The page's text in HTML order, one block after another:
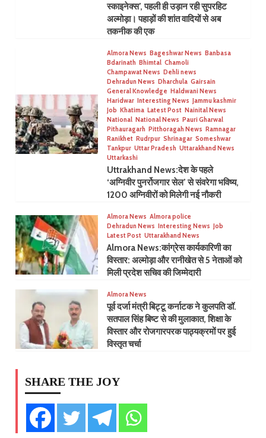
स्काइनेक्स’, पहली ही उड़ान रही सुपरहिट
अल्मोड़ा। पहाड़ों की शांत वादियों से अब
तकनीक की एक
Almora News Bageshwar News Banbasa
Bdarinath Bhimtal Chamoli
Champawat News Dehli news
Dehradun News Dharchula Gairsain
General Knowledge Haldwani News
Haridwar Interesting News Jammu kashmir
Job Khatima Latest Post Nainital News
National National News Pauri Gharwal
Pithauragarh Pitthoragah News Ramnagar
Ranikhet Rudrpur Shrinagar Someshwar
Tankpur Uttar Pradesh Uttarakhand News
Uttarkashi
Uttrakhand News:देश के पहले
‘अग्निवीर पुनर्रोजगार सेल’ से संवरेगा भविष्य,
1200 अग्निवीरों को मिलेगी नई नौकरी
Almora News Almora police
Dehradun News Interesting News Job
Latest Post Uttarakhand News
Almora News:कांग्रेस कार्यकारिणी का
विस्तार: अल्मोड़ा और रानीखेत से 5 नेताओं को
मिली प्रदेश सचिव की जिम्मेदारी
Almora News
पूर्व दर्जा मंत्री बिट्टू कर्नाटक ने कुलपति डॉ.
सतपाल सिंह बिष्ट से की मुलाकात, शिक्षा के
विस्तार और रोजगारपरक पाठ्यक्रमों पर हुई
विस्तृत चर्चा
SHARE THE JOY